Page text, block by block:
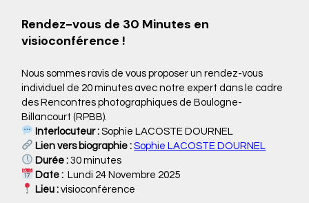
Rendez-vous de 30 Minutes en
visioconférence !
Nous sommes ravis de vous proposer un rendez-vous
individuel de 20 minutes avec notre expert dans le cadre
des Rencontres photographiques de Boulogne-
Billancourt (RPBB).
Interlocuteur :Sophie LACOSTE DOURNEL
Lien vers biographie : Sophie LACOSTE DOURNEL
Durée : 30 minutes
Date : Lundi 24 Novembre 2025
Lieu : visioconférence